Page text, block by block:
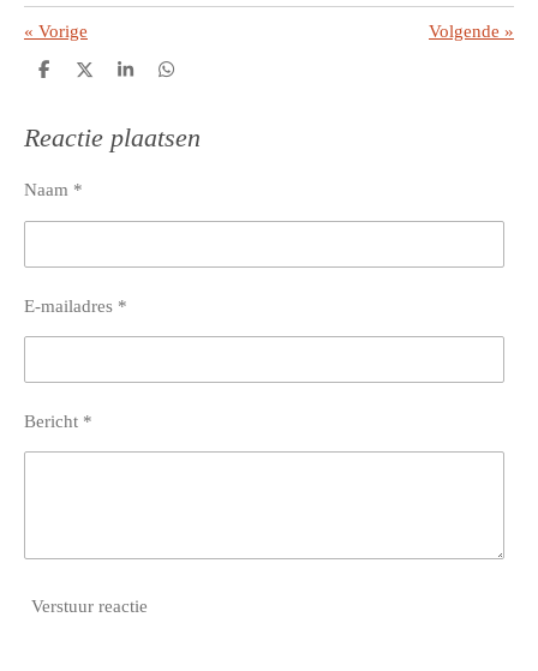
« Vorige Volgende »
D
n
D
l
S
r
e
D
n
Reactie plaatsen
Naam *
E-mailadres *
Bericht *
Verstuur reactie